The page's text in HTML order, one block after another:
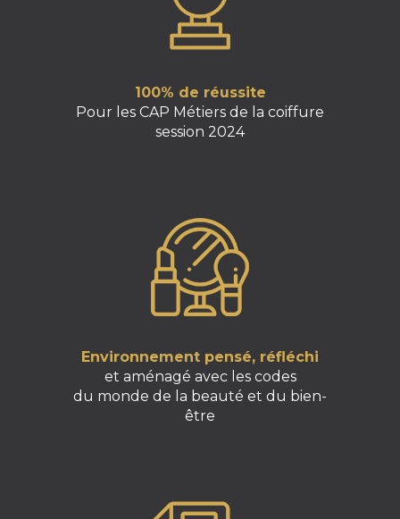
100% de réussite
Pour les CAP Métiers de la coiffure
session 2024
Environnement pensé, réfléchi
et aménagé avec les codes
du monde de la beauté et du bien-
être